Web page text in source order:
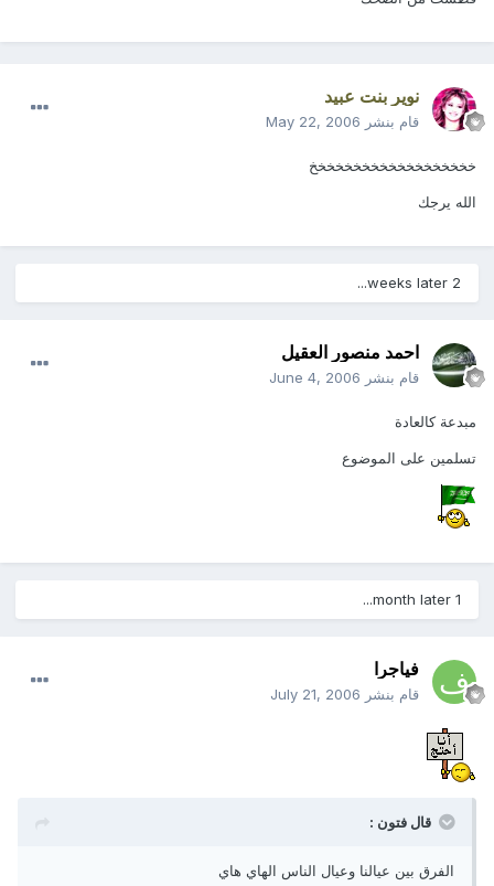
نوير بنت عبيد
قام بنشر May 22, 2006
خخخخخخخخخخخخخخخخخخخ
الله يرجك
2 weeks later...
احمد منصور العقيل
قام بنشر June 4, 2006
مبدعة كالعادة
تسلمين على الموضوع
فياجرا
قام بنشر July 21, 2006
قال فتون :
الفرق بين عيالنا وعيال الناس الهاي هاي